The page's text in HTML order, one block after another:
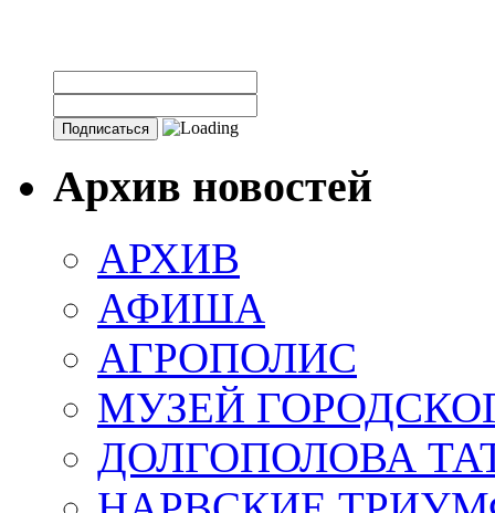
Архив новостей
АРХИВ
АФИША
АГРОПОЛИС
МУЗЕЙ
ДОЛГОПОЛОВА